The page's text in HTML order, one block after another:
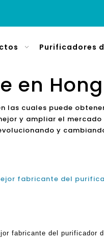
Purificadores
en
las cuales puede
y ampliar el mercado
y
fabricante del purificador